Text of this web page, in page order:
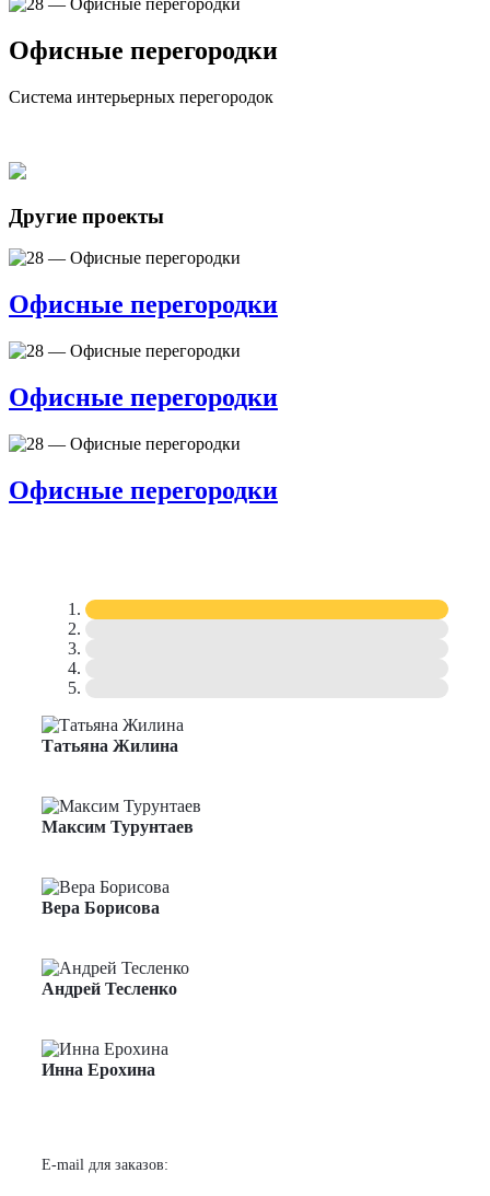
Офисные перегородки
Система интерьерных перегородок
Другие проекты
Офисные перегородки
Офисные перегородки
Офисные перегородки
Татьяна Жилина
Максим Турунтаев
Вера Борисова
Андрей Тесленко
Инна Ерохина
E-mail для заказов: